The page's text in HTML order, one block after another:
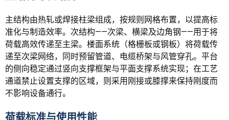
主结构由热轧或焊接柱梁组成，按规则网格布置，以提高标
准化与制造效率。次结构——次梁、横梁及边角钢——用于将
荷载高效传递至主梁。楼面系统（格栅板或钢板）将荷载传
递至次梁网络，同时预留管道、电缆桥架与风管穿孔。平台
的侧向稳定通过竖向支撑框架与平面支撑系统实现；在工艺
通道禁止设置支撑的区域，则采用刚接或膝撑来保持刚度而
不影响设备通行。
荷载标准与使用性能